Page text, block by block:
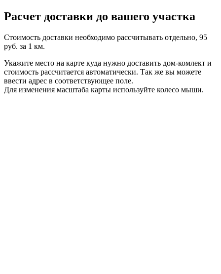
Расчет доставки до вашего участка
Стоимость доставки необходимо рассчитывать отдельно, 95
руб. за 1 км.
Укажите место на карте куда нужно доставить дом-комлект и
стоимость рассчитается автоматически. Так же вы можете
ввести адрес в соответствующее поле.
Для изменения масштаба карты используйте колесо мыши.